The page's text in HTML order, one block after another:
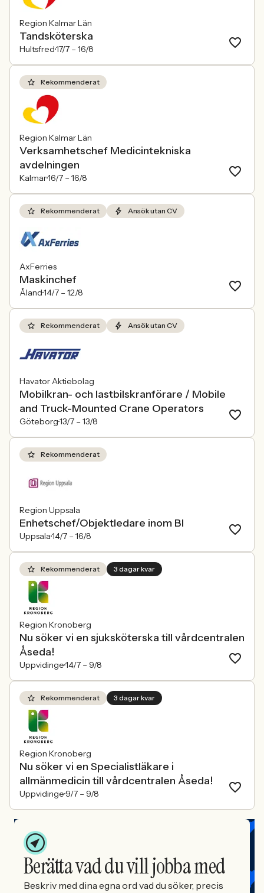
Region Kalmar Län
Tandsköterska
Hultsfred17/7 – 16/8
Rekommenderat
Region Kalmar Län
Verksamhetschef Medicintekniska
avdelningen
Kalmar16/7 – 16/8
Rekommenderat Ansök utan CV
AxFerries
Maskinchef
Åland14/7 – 12/8
Rekommenderat Ansök utan CV
Havator Aktiebolag
Mobilkran- och lastbilskranförare / Mobile
and Truck-Mounted Crane Operators
Göteborg13/7 – 13/8
Rekommenderat
Region Uppsala
Enhetschef/Objektledare inom BI
Uppsala14/7 – 16/8
Rekommenderat 3 dagar kvar
Region Kronoberg
Nu söker vi en sjuksköterska till vårdcentralen
Åseda!
Uppvidinge14/7 – 9/8
Rekommenderat 3 dagar kvar
Region Kronoberg
Nu söker vi en Specialistläkare i
allmänmedicin till vårdcentralen Åseda!
Uppvidinge 9/7 – 9/8
Berätta vad du vill jobba med
Beskriv med dina egna ord vad du söker, precis